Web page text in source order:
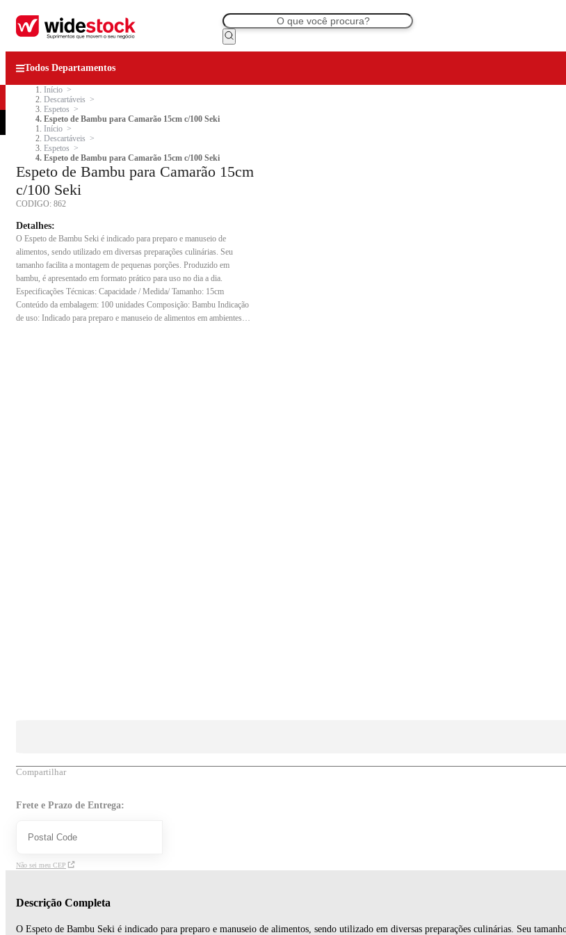
Todos Departamentos
Início
Descartáveis
Espetos
Espeto de Bambu para Camarão 15cm c/100 Seki
Início
Descartáveis
Espetos
Espeto de Bambu para Camarão 15cm c/100 Seki
Espeto de Bambu para Camarão 15cm
c/100 Seki
CODIGO: 862
Detalhes:
O Espeto de Bambu Seki é indicado para preparo e manuseio de
alimentos, sendo utilizado em diversas preparações culinárias. Seu
tamanho facilita a montagem de pequenas porções. Produzido em
bambu, é apresentado em formato prático para uso no dia a dia.
Especificações Técnicas: Capacidade / Medida/ Tamanho: 15cm
Conteúdo da embalagem: 100 unidades Composição: Bambu Indicação
de uso: Indicado para preparo e manuseio de alimentos em ambientes
Compartilhar
Frete e Prazo de Entrega:
Não sei meu CEP
Descrição Completa
O Espeto de Bambu Seki é indicado para preparo e manuseio de alimentos, sendo utilizado em diversas preparações culinárias. Seu